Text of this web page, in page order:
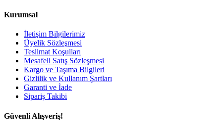
Kurumsal
İletişim Bilgilerimiz
Üyelik Sözleşmesi
Teslimat Koşulları
Mesafeli Satış Sözleşmesi
Kargo ve Taşıma Bilgileri
Gizlilik ve Kullanım Şartları
Garanti ve İade
Sipariş Takibi
Güvenli Alışveriş!